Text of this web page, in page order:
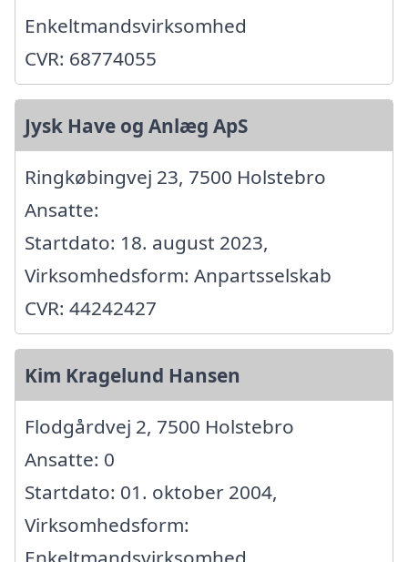
Enkeltmandsvirksomhed
CVR: 68774055
Jysk Have og Anlæg ApS
Ringkøbingvej 23, 7500 Holstebro
Ansatte:
Startdato: 18. august 2023,
Virksomhedsform: Anpartsselskab
CVR: 44242427
Kim Kragelund Hansen
Flodgårdvej 2, 7500 Holstebro
Ansatte: 0
Startdato: 01. oktober 2004,
Virksomhedsform: